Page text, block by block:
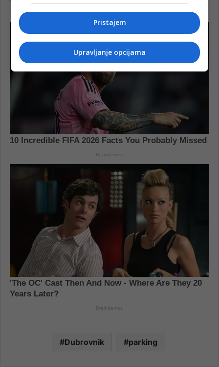
Dubrovnik parking
Pristajem
Upravljanje opcijama